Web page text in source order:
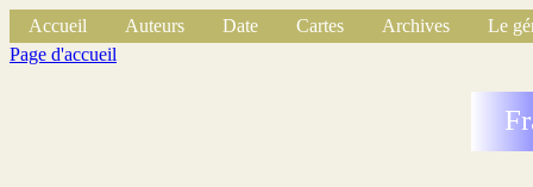
Accueil Auteurs Date Cartes Archives
Le
Page d'accueil